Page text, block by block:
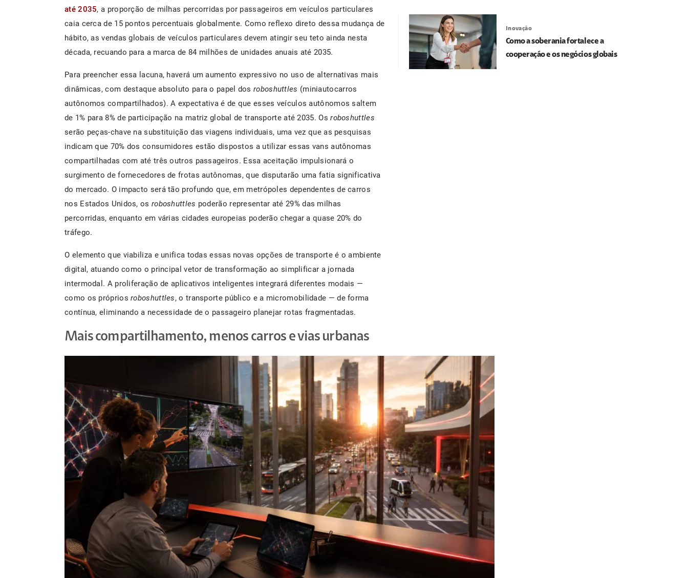
até 2035, a proporção de milhas percorridas por passageiros em veículos particulares
caia cerca de 15 pontos percentuais globalmente. Como reflexo direto dessa mudança de
hábito, as vendas globais de veículos particulares devem atingir seu teto ainda nesta
década, recuando para a marca de 84 milhões de unidades anuais até 2035.
Para preencher essa lacuna, haverá um aumento expressivo no uso de alternativas mais
dinâmicas, com destaque absoluto para o papel dos roboshuttles (miniautocarros
autônomos compartilhados). A expectativa é de que esses veículos autônomos saltem
de 1% para 8% de participação na matriz global de transporte até 2035. Osroboshuttles
serão peças-chave na substituição das viagens individuais, uma vez que as pesquisas
indicam que 70% dos consumidores estão dispostos a utilizar essas vans autônomas
compartilhadas com até três outros passageiros. Essa aceitação impulsionará o
surgimento de fornecedores de frotas autônomas, que disputarão uma fatia significativa
do mercado. O impacto será tão profundo que, em metrópoles dependentes de carros
nos Estados Unidos, os roboshuttles poderão representar até 29% das milhas
percorridas, enquanto em várias cidades europeias poderão chegar a quase 20% do
tráfego.
O elemento que viabiliza e unifica todas essas novas opções de transporte é o ambiente
digital, atuando como o principal vetor de transformação ao simplificar a jornada
intermodal. A proliferação de aplicativos inteligentes integrará diferentes modais —
como os própriosroboshuttles, o transporte público e a micromobilidade — de forma
contínua, eliminando a necessidade de o passageiro planejar rotas fragmentadas.
Mais compartilhamento, menos carros e vias urbanas
Inovação
Como a soberania fortalece a
cooperação e os negócios globais